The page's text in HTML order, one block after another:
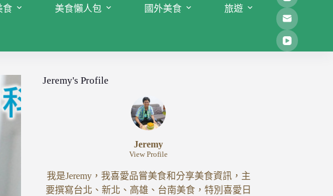
食 美食懶人包 國外美食 旅遊
Jeremy's Profile
Jeremy
View Profile
我是Jeremy，我喜愛品嘗美食和分享美食資訊，主
要撰寫台北、新北、高雄、台南美食，特別喜愛日